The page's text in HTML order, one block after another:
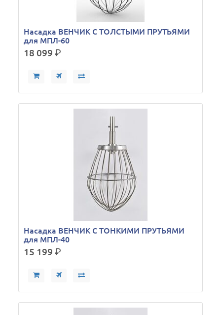
Насадка ВЕНЧИК С ТОЛСТЫМИ ПРУТЬЯМИ
для МПЛ-60
18 099р.
Насадка ВЕНЧИК С ТОНКИМИ ПРУТЬЯМИ
для МПЛ-40
15 199р.